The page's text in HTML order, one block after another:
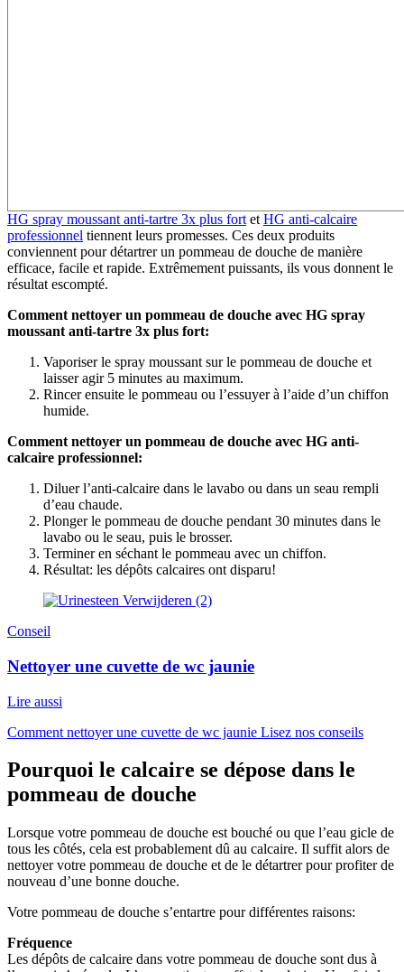
HG spray moussant anti-tartre 3x plus fort et HG anti-calcaire
professionnel tiennent leurs promesses. Ces deux produits
conviennent pour détartrer un pommeau de douche de manière
efficace, facile et rapide. Extrêmement puissants, ils vous donnent le
résultat escompté.
Comment nettoyer un pommeau de douche avec HG spray
moussant anti-tartre 3x plus fort:
Vaporiser le spray moussant sur le pommeau de douche et
laisser agir 5 minutes au maximum.
Rincer ensuite le pommeau ou l’essuyer à l’aide d’un chiffon
humide.
Comment nettoyer un pommeau de douche avec HG anti-
calcaire professionnel:
Diluer l’anti-calcaire dans le lavabo ou dans un seau rempli
d’eau chaude.
Plonger le pommeau de douche pendant 30 minutes dans le
lavabo ou le seau, puis le brosser.
Terminer en séchant le pommeau avec un chiffon.
Résultat: les dépôts calcaires ont disparu!
Conseil
Nettoyer une cuvette de wc jaunie
Lire aussi
Comment nettoyer une cuvette de wc jaunie Lisez nos conseils
Pourquoi le calcaire se dépose dans le
pommeau de douche
Lorsque votre pommeau de douche est bouché ou que l’eau gicle de
tous les côtés, cela est probablement dû au calcaire. Il suffit alors de
nettoyer votre pommeau de douche et de le détartrer pour profiter de
nouveau d’une bonne douche.
Votre pommeau de douche s’entartre pour différentes raisons:
Fréquence
Les dépôts de calcaire dans votre pommeau de douche sont dus à